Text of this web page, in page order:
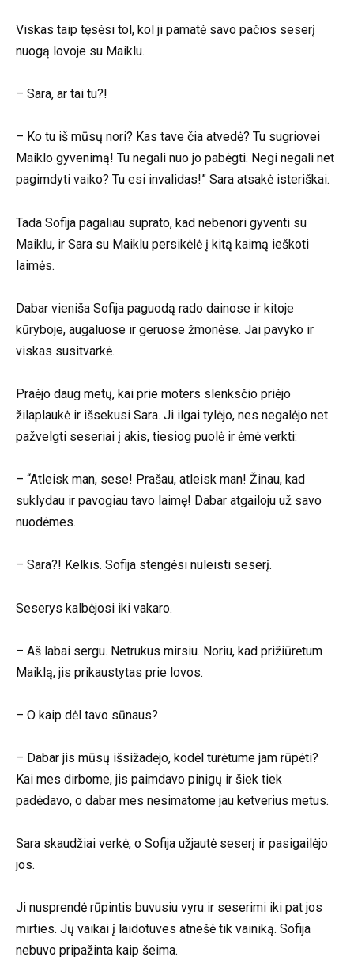
Viskas taip tęsėsi tol, kol ji pamatė savo pačios seserį
nuogą lovoje su Maiklu.
– Sara, ar tai tu?!
– Ko tu iš mūsų nori? Kas tave čia atvedė? Tu sugriovei
Maiklo gyvenimą! Tu negali nuo jo pabėgti. Negi negali net
pagimdyti vaiko? Tu esi invalidas!” Sara atsakė isteriškai.
Tada Sofija pagaliau suprato, kad nebenori gyventi su
Maiklu, ir Sara su Maiklu persikėlė į kitą kaimą ieškoti
laimės.
Dabar vieniša Sofija paguodą rado dainose ir kitoje
kūryboje, augaluose ir geruose žmonėse. Jai pavyko ir
viskas susitvarkė.
Praėjo daug metų, kai prie moters slenksčio priėjo
žilaplaukė ir išsekusi Sara. Ji ilgai tylėjo, nes negalėjo net
pažvelgti seseriai į akis, tiesiog puolė ir ėmė verkti:
– “Atleisk man, sese! Prašau, atleisk man! Žinau, kad
suklydau ir pavogiau tavo laimę! Dabar atgailoju už savo
nuodėmes.
– Sara?! Kelkis. Sofija stengėsi nuleisti seserį.
Seserys kalbėjosi iki vakaro.
– Aš labai sergu. Netrukus mirsiu. Noriu, kad prižiūrėtum
Maiklą, jis prikaustytas prie lovos.
– O kaip dėl tavo sūnaus?
– Dabar jis mūsų išsižadėjo, kodėl turėtume jam rūpėti?
Kai mes dirbome, jis paimdavo pinigų ir šiek tiek
padėdavo, o dabar mes nesimatome jau ketverius metus.
Sara skaudžiai verkė, o Sofija užjautė seserį ir pasigailėjo
jos.
Ji nusprendė rūpintis buvusiu vyru ir seserimi iki pat jos
mirties. Jų vaikai į laidotuves atnešė tik vainiką. Sofija
nebuvo pripažinta kaip šeima.